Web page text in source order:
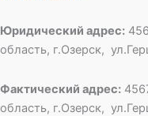
Юридический адрес:
область, г.Озерск,
Фактический адрес:
область, г.Озерск,